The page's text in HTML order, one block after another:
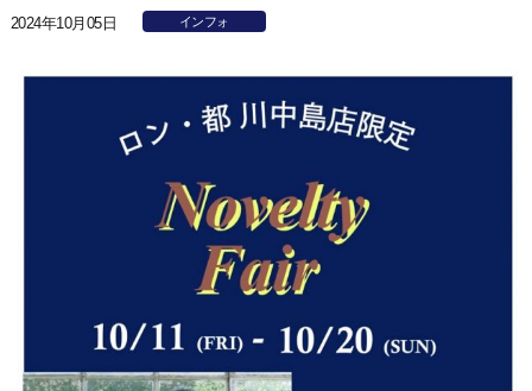
2024年10月05日 インフォ